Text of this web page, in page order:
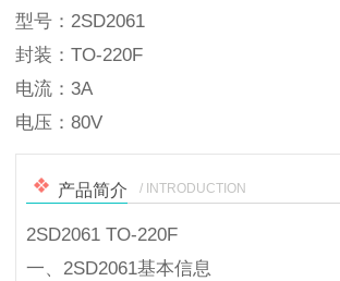
型号：2SD2061
封装：TO-220F
电流：3A
电压：80V
产品简介 / INTRODUCTION
2SD2061 TO-220F
一、2SD2061基本信息